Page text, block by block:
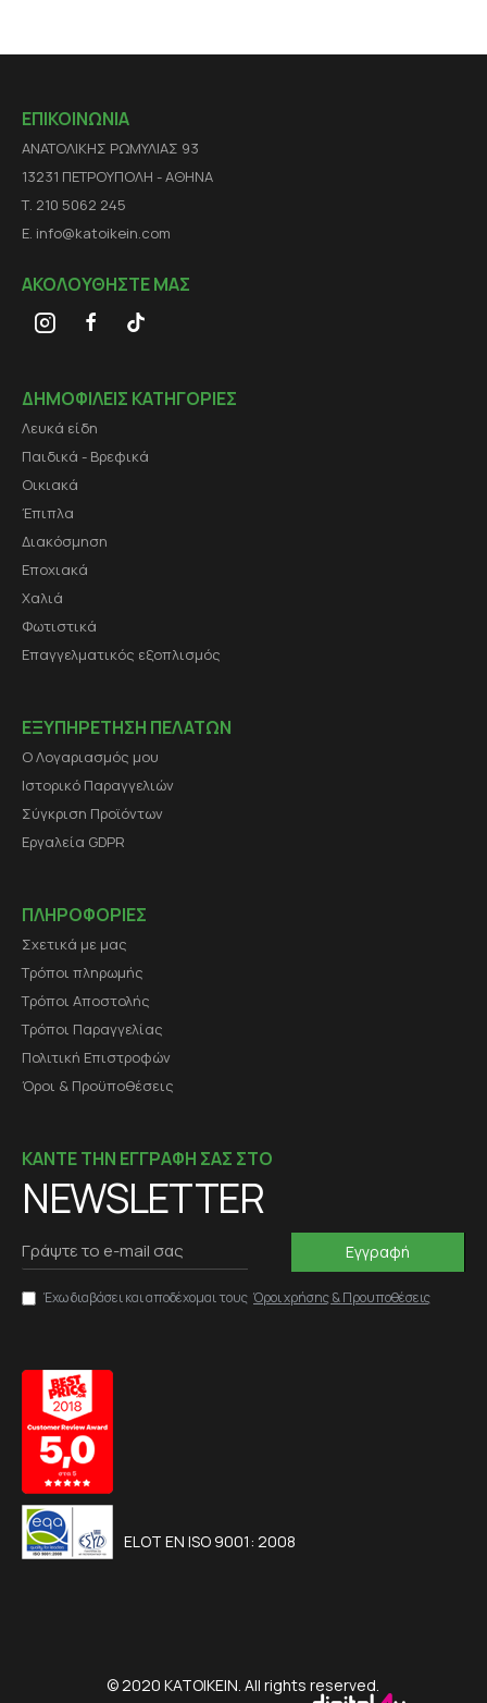
ΕΠΙΚΟΙΝΩΝΙΑ
ΑΝΑΤΟΛΙΚΗΣ ΡΩΜΥΛΙΑΣ 93
13231 ΠΕΤΡΟΥΠΟΛΗ - ΑΘΗΝΑ
Τ. 210 5062 245
E. info@katoikein.com
ΑΚΟΛΟΥΘΗΣΤΕ ΜΑΣ
ΔΗΜΟΦΙΛΕΙΣ ΚΑΤΗΓΟΡΙΕΣ
Λευκά είδη
Παιδικά - Βρεφικά
Οικιακά
Έπιπλα
Διακόσμηση
Εποχιακά
Χαλιά
Φωτιστικά
Επαγγελματικός εξοπλισμός
ΕΞΥΠΗΡΕΤΗΣΗ ΠΕΛΑΤΩΝ
Ο Λογαριασμός μου
Ιστορικό Παραγγελιών
Σύγκριση Προϊόντων
Εργαλεία GDPR
ΠΛΗΡΟΦΟΡΙΕΣ
Σχετικά με μας
Τρόποι πληρωμής
Τρόποι Αποστολής
Τρόποι Παραγγελίας
Πολιτική Επιστροφών
Όροι & Προϋποθέσεις
ΚΑΝΤΕ ΤΗΝ ΕΓΓΡΑΦΗ ΣΑΣ ΣΤΟ
NEWSLETTER
Εγγραφή
Έχω διαβάσει και αποδέχομαι τους Όροι χρήσης & Προυποθέσεις
ELOT EN ISO 9001: 2008
© 2020 KATOIKEIN. All rights reserved.